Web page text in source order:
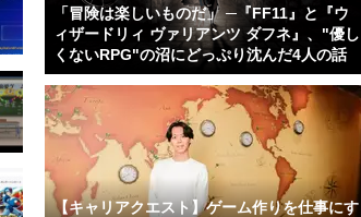
「冒険は楽しいものだ」 ─『FF11』と『ウ
ィザードリィ ヴァリアンツ ダフネ』、"優し
くないRPG"の沼にどっぷり沈んだ4人の話
【キャリアクエスト】ゲーム作りを仕事にす